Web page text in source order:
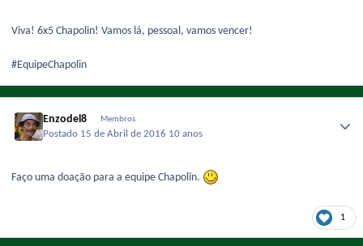
Viva! 6x5 Chapolin! Vamos lá, pessoal, vamos vencer!
#EquipeChapolin
Enzodel8 Membros
Postado 15 de Abril de 2016 10 anos
Faço uma doação para a equipe Chapolin.
1